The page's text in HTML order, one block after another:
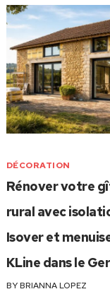
DÉCORATION
Rénover votre
rural avec
Isover et
KLine dans le
BYBRIANNA LOPEZ